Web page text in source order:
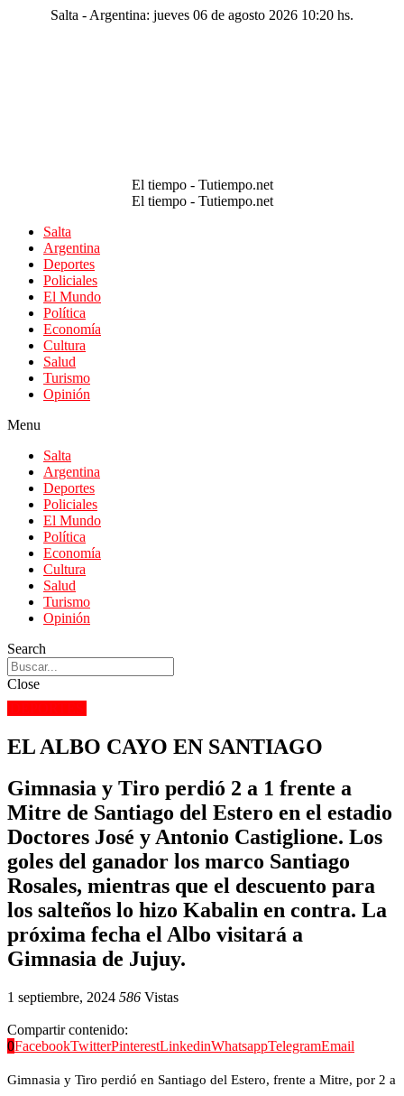
Salta - Argentina: jueves 06 de agosto 2026 10:20 hs.
El tiempo - Tutiempo.net
El tiempo - Tutiempo.net
Salta
Argentina
Deportes
Policiales
El Mundo
Política
Economía
Cultura
Salud
Turismo
Opinión
Menu
Salta
Argentina
Deportes
Policiales
El Mundo
Política
Economía
Cultura
Salud
Turismo
Opinión
Search
Close
EL ALBO CAYO EN SANTIAGO
Gimnasia y Tiro perdió 2 a 1 frente a
Mitre de Santiago del Estero en el estadio
Doctores José y Antonio Castiglione. Los
goles del ganador los marco Santiago
Rosales, mientras que el descuento para
los salteños lo hizo Kabalin en contra. La
próxima fecha el Albo visitará a
Gimnasia de Jujuy.
1 septiembre, 2024 586 Vistas
Compartir contenido:
0FacebookTwitterPinterestLinkedinWhatsappTelegramEmail
Gimnasia y Tiro perdió en Santiago del Estero, frente a Mitre, por 2 a